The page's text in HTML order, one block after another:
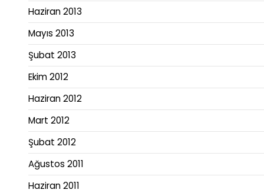
Haziran 2013
Mayıs 2013
Şubat 2013
Ekim 2012
Haziran 2012
Mart 2012
Şubat 2012
Ağustos 2011
Haziran 2011